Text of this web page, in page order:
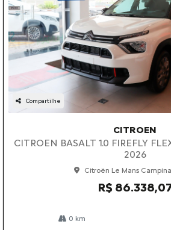
Compartilhe
CITROEN
CITROEN BASALT 1.0 FIREFLY
2026
Citroën Le Mans
R$
0 km